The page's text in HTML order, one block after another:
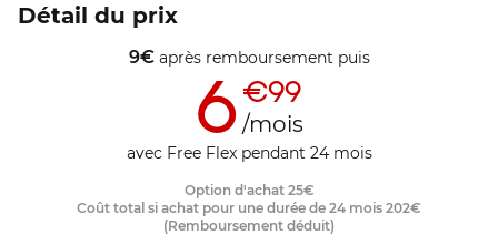
Détail du prix
9€après remboursement puis
6 €99
/mois
avec Free Flex pendant 24 mois
Option d'achat 25€
Coût total si achat pour une durée de 24 mois 202€
(Remboursement déduit)